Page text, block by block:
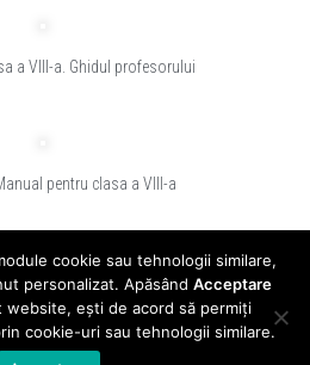
a VIII-a. Ghidul profesorului
pentru clasa a VIII-a
2 3 4 5
- clasadigitala.ro
în Registrul de evidență a prelucrărilor de date
sub numarul 10860.
cookie sau tehnologii similare,
personalizat. Apăsând Acceptare
website, ești de acord să permiți
cookie-uri sau tehnologii similare.